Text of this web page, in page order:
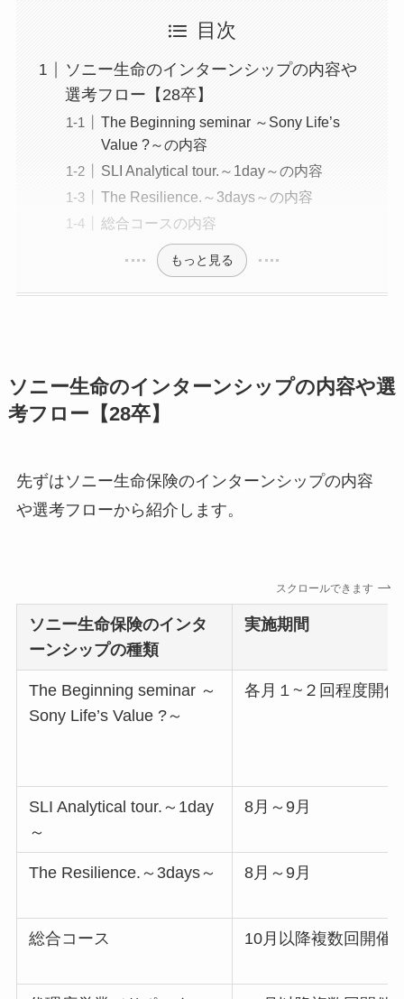
目次
ソニー生命のインターンシップの内容や
選考フロー【28卒】
The Beginning seminar ～Sony Life’s
Value ?～の内容
SLI Analytical tour.～1day～の内容
The Resilience.～3days～の内容
総合コースの内容
もっと見る
ソニー生命のインターンシップの内容や選
考フロー【28卒】
先ずはソニー生命保険のインターンシップの内容
や選考フローから紹介します。
スクロールできます
ソニー生命保険のインタ
ーンシップの種類
実施期間
The Beginning seminar ～
Sony Life’s Value ?～
各月１~２回程度開催
SLI Analytical tour.～1day
～
8月～9月
The Resilience.～3days～ 8月～9月
総合コース 10月以降複数回開催